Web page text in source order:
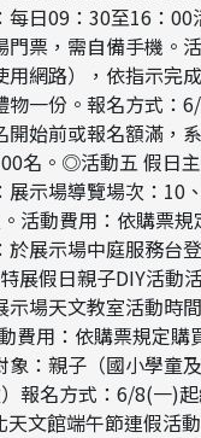
每日09：30至16：
門票，需自備手機。
用網路），依指示完
物一份。報名方式：
開始前或報名額滿，
名。◎活動五 假日
展示場導覽場次：10
活動費用：依購票
於展示場中庭服務台
展假日親子DIY活動
示場天文教室活動時
費用：依購票規定購
象：親子（國小學童
報名方式：6/8(一)
天文館端午節連假活